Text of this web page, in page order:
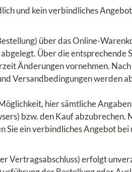
und kein verbindliches
über das Online-
Über die entsprechende
Änderungen vornehmen.
Versandbedingungen werden
hier sämtliche
bzw. den Kauf
ein verbindliches Angebot bei
Vertragsabschluss) erfolgt